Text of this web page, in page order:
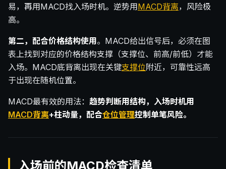
易，再用MACD找入场时机。逆势用MACD背离，风险极
高。
第二，配合价格结构使用 。MACD给出信号后，必须在图
表上找到对应的价格结构支撑（支撑位、前高/前低）才能
入场。MACD底背离出现在关键支撑位附近，可靠性远高
于出现在随机位置。
MACD最有效的用法： 趋势判断用结构，入场时机用
MACD背离+柱动量，配合仓位管理控制单笔风险。
入场前的MACD检查清单